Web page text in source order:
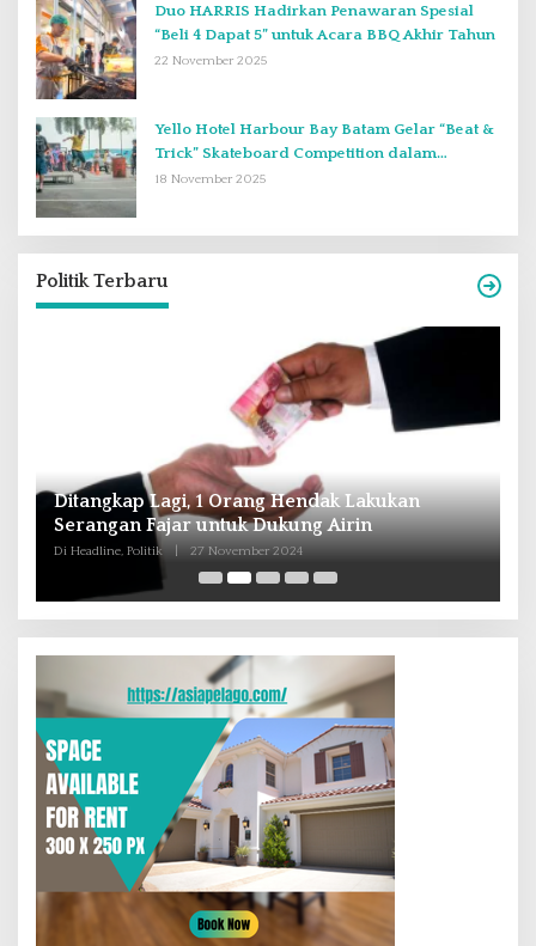
Duo HARRIS Hadirkan Penawaran Spesial
“Beli 4 Dapat 5” untuk Acara BBQ Akhir Tahun
22 November 2025
Yello Hotel Harbour Bay Batam Gelar “Beat &
Trick” Skateboard Competition dalam
Perayaan Anniversary ke-2
18 November 2025
Politik Terbaru
Ditangkap Lagi, 1 Orang Hendak Lakukan
Serangan Fajar untuk Dukung Airin
Di Headline, Politik 27 November 2024